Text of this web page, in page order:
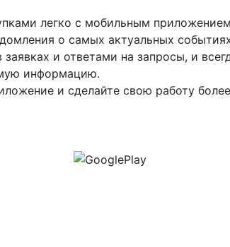
легко с мобильным
о самых актуальных
и ответами на запросы, и
информацию.
и сделайте свою работу